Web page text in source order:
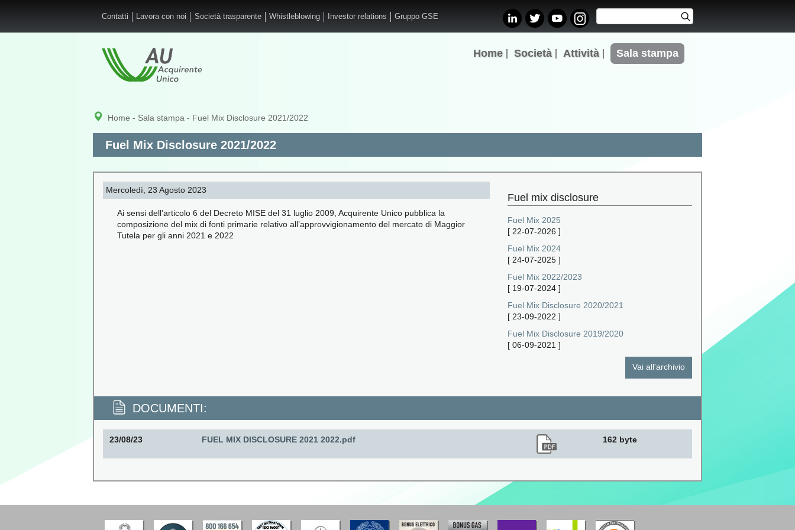
Contatti Lavora con noi Società trasparente Whistleblowing Investor relations Gruppo GSE
Form di
ricerca
Cerca
Home Società Attività Sala stampa
Home - Sala stampa - Fuel Mix Disclosure 2021/2022
Fuel Mix Disclosure 2021/2022
Mercoledì, 23 Agosto 2023
Ai sensi dell’articolo 6 del Decreto MISE del 31 luglio 2009, Acquirente Unico pubblica la
composizione del mix di fonti primarie relativo all’approvvigionamento del mercato di Maggior
Tutela per gli anni 2021 e 2022
Fuel mix disclosure
Fuel Mix 2025
[ 22-07-2026 ]
Fuel Mix 2024
[ 24-07-2025 ]
Fuel Mix 2022/2023
[ 19-07-2024 ]
Fuel Mix Disclosure 2020/2021
[ 23-09-2022 ]
Fuel Mix Disclosure 2019/2020
[ 06-09-2021 ]
Vai all'archivio
DOCUMENTI:
23/08/23 FUEL MIX DISCLOSURE 2021 2022.pdf 162 byte